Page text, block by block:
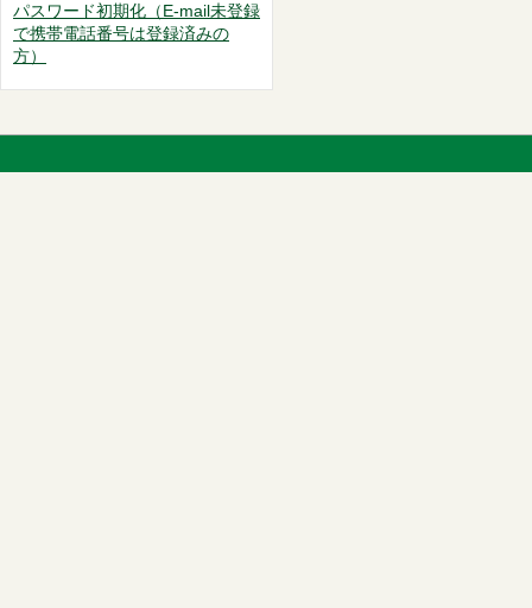
パスワード初期化（E-mail未登録
で携帯電話番号は登録済みの
方）